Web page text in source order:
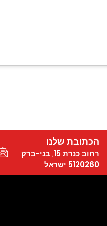
הכתובת שלנו
רחוב כנרת 15, בני-ברק
5120260 ישראל